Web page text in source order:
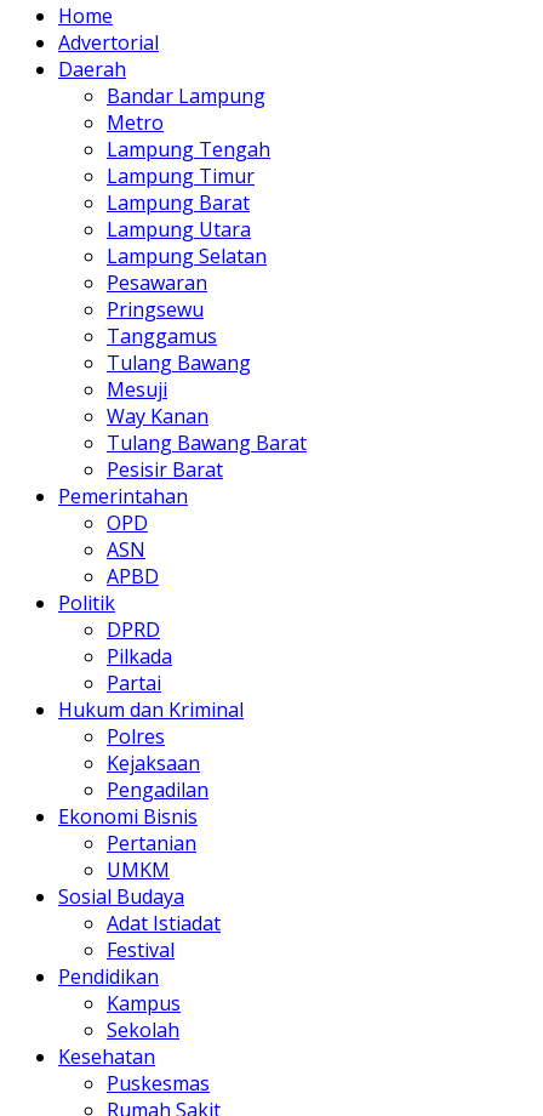
Home
Advertorial
Daerah
Bandar Lampung
Metro
Lampung Tengah
Lampung Timur
Lampung Barat
Lampung Utara
Lampung Selatan
Pesawaran
Pringsewu
Tanggamus
Tulang Bawang
Mesuji
Way Kanan
Tulang Bawang Barat
Pesisir Barat
Pemerintahan
OPD
ASN
APBD
Politik
DPRD
Pilkada
Partai
Hukum dan Kriminal
Polres
Kejaksaan
Pengadilan
Ekonomi Bisnis
Pertanian
UMKM
Sosial Budaya
Adat Istiadat
Festival
Pendidikan
Kampus
Sekolah
Kesehatan
Puskesmas
Rumah Sakit